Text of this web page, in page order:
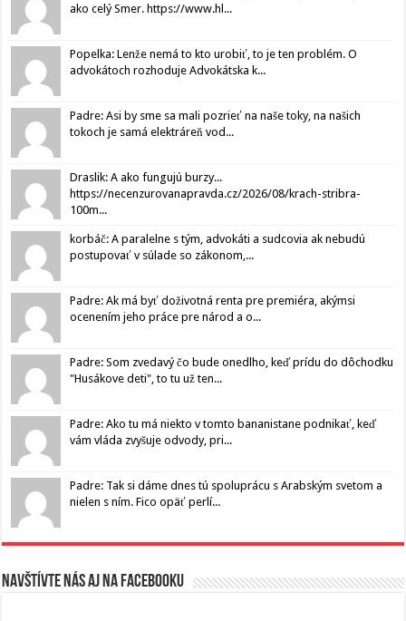
ako celý Smer. https://www.hl...
Popelka: Lenže nemá to kto urobiť, to je ten problém. O
advokátoch rozhoduje Advokátska k...
Padre: Asi by sme sa mali pozrieť na naše toky, na našich
tokoch je samá elektráreň vod...
Draslik: A ako fungujú burzy...
https://necenzurovanapravda.cz/2026/08/krach-stribra-
100m...
korbáč: A paralelne s tým, advokáti a sudcovia ak nebudú
postupovať v súlade so zákonom,...
Padre: Ak má byť doživotná renta pre premiéra, akýmsi
ocenením jeho práce pre národ a o...
Padre: Som zvedavý čo bude onedlho, keď prídu do dôchodku
"Husákove deti", to tu už ten...
Padre: Ako tu má niekto v tomto bananistane podnikať, keď
vám vláda zvyšuje odvody, pri...
Padre: Tak si dáme dnes tú spoluprácu s Arabským svetom a
nielen s ním. Fico opäť perlí...
Navštívte nás aj na Facebooku